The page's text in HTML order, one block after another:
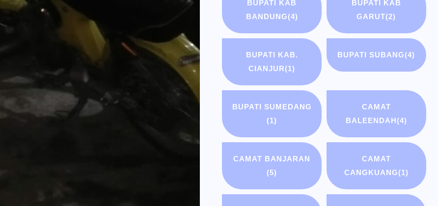
BUPATI KAB
BANDUNG(4)
BUPATI KAB
GARUT(2)
BUPATI KAB.
CIANJUR(1)
BUPATI SUBANG(4)
BUPATI SUMEDANG
(1)
CAMAT
BALEENDAH(4)
CAMAT BANJARAN
(5)
CAMAT
CANGKUANG(1)